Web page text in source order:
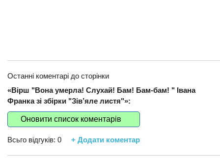
Останні коментарі до сторінки
«Вірш "Вона умерла! Слухай! Бам! Бам-бам! " Івана
Франка зі збірки "Зів’яле листя"»:
Оновити список коментарів
Всьго відгуків: 0 + Додати коментар